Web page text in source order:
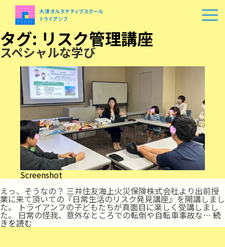
タグ: リスク管理講座
スペシャルな学び
Screenshot
えっ、そうなの？ 三井住友海上火災保険株式会社より出前授
業に来て頂いての『日常生活のリスク発見講座』を開講しまし
た。 トライアンフの子どもたちが真面目に楽しく受講しまし
た。 日常の怪我、意外なところでの転倒や自転車事故な… 続
きを読むス
ペ